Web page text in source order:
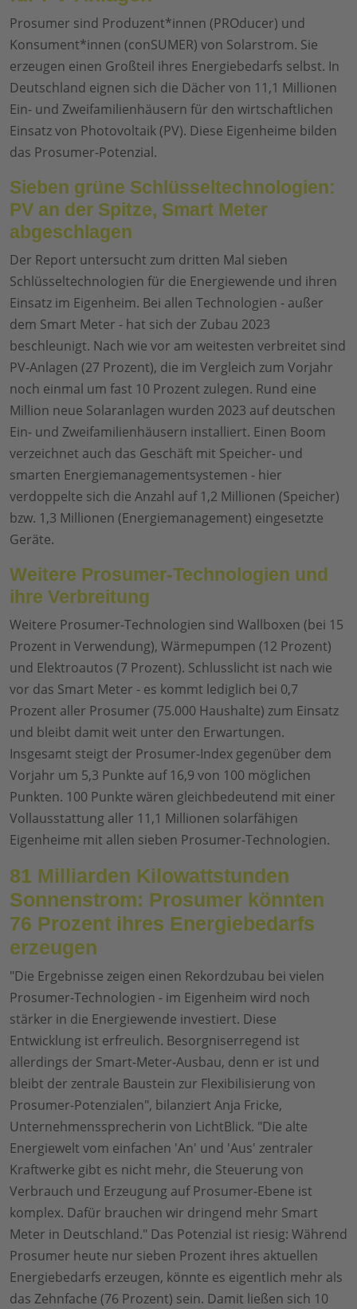
Prosumer sind Produzent*innen (PROducer) und
Konsument*innen (conSUMER) von Solarstrom. Sie
erzeugen einen Großteil ihres Energiebedarfs selbst. In
Deutschland eignen sich die Dächer von 11,1 Millionen
Ein- und Zweifamilienhäusern für den wirtschaftlichen
Einsatz von Photovoltaik (PV). Diese Eigenheime bilden
das Prosumer-Potenzial.
Sieben grüne Schlüsseltechnologien:
PV an der Spitze, Smart Meter
abgeschlagen
Der Report untersucht zum dritten Mal sieben
Schlüsseltechnologien für die Energiewende und ihren
Einsatz im Eigenheim. Bei allen Technologien - außer
dem Smart Meter - hat sich der Zubau 2023
beschleunigt. Nach wie vor am weitesten verbreitet sind
PV-Anlagen (27 Prozent), die im Vergleich zum Vorjahr
noch einmal um fast 10 Prozent zulegen. Rund eine
Million neue Solaranlagen wurden 2023 auf deutschen
Ein- und Zweifamilienhäusern installiert. Einen Boom
verzeichnet auch das Geschäft mit Speicher- und
smarten Energiemanagementsystemen - hier
verdoppelte sich die Anzahl auf 1,2 Millionen (Speicher)
bzw. 1,3 Millionen (Energiemanagement) eingesetzte
Geräte.
Weitere Prosumer-Technologien und
ihre Verbreitung
Weitere Prosumer-Technologien sind Wallboxen (bei 15
Prozent in Verwendung), Wärmepumpen (12 Prozent)
und Elektroautos (7 Prozent). Schlusslicht ist nach wie
vor das Smart Meter - es kommt lediglich bei 0,7
Prozent aller Prosumer (75.000 Haushalte) zum Einsatz
und bleibt damit weit unter den Erwartungen.
Insgesamt steigt der Prosumer-Index gegenüber dem
Vorjahr um 5,3 Punkte auf 16,9 von 100 möglichen
Punkten. 100 Punkte wären gleichbedeutend mit einer
Vollausstattung aller 11,1 Millionen solarfähigen
Eigenheime mit allen sieben Prosumer-Technologien.
81 Milliarden Kilowattstunden
Sonnenstrom: Prosumer könnten
76 Prozent ihres Energiebedarfs
erzeugen
"Die Ergebnisse zeigen einen Rekordzubau bei vielen
Prosumer-Technologien - im Eigenheim wird noch
stärker in die Energiewende investiert. Diese
Entwicklung ist erfreulich. Besorgniserregend ist
allerdings der Smart-Meter-Ausbau, denn er ist und
bleibt der zentrale Baustein zur Flexibilisierung von
Prosumer-Potenzialen", bilanziert Anja Fricke,
Unternehmenssprecherin von LichtBlick. "Die alte
Energiewelt vom einfachen 'An' und 'Aus' zentraler
Kraftwerke gibt es nicht mehr, die Steuerung von
Verbrauch und Erzeugung auf Prosumer-Ebene ist
komplex. Dafür brauchen wir dringend mehr Smart
Meter in Deutschland." Das Potenzial ist riesig: Während
Prosumer heute nur sieben Prozent ihres aktuellen
Energiebedarfs erzeugen, könnte es eigentlich mehr als
das Zehnfache (76 Prozent) sein. Damit ließen sich 10